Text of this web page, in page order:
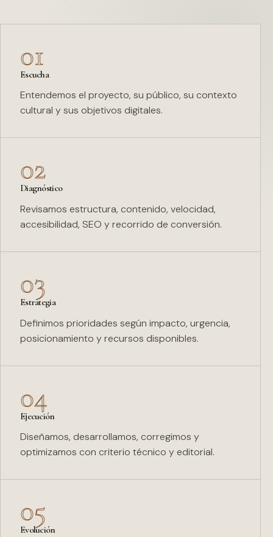
01
Escucha
Entendemos el proyecto, su público, su contexto
cultural y sus objetivos digitales.
02
Diagnóstico
Revisamos estructura, contenido, velocidad,
accesibilidad, SEO y recorrido de conversión.
03
Estrategia
Definimos prioridades según impacto, urgencia,
posicionamiento y recursos disponibles.
04
Ejecución
Diseñamos, desarrollamos, corregimos y
optimizamos con criterio técnico y editorial.
05
Evolución